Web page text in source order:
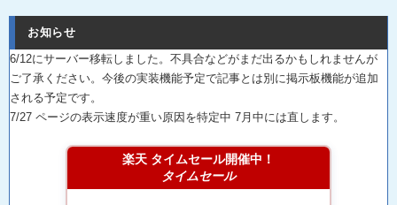
お知らせ
6/12にサーバー移転しました。不具合などがまだ出るかもしれませんが
ご了承ください。今後の実装機能予定で記事とは別に掲示板機能が追加
される予定です。
7/27 ページの表示速度が重い原因を特定中 7月中には直します。
楽天 タイムセール開催中！
タイムセール